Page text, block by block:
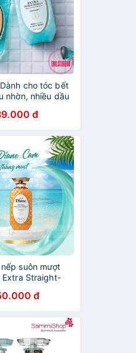
cho tóc bết
nhờn, nhiều dầu
Bản hàng chính
đ
suôn mượt
Extra Straight-
đ